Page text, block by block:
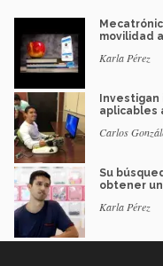
movilidad
Karla Pérez
aplicables
Carlos
Su
obtener
Karla Pérez